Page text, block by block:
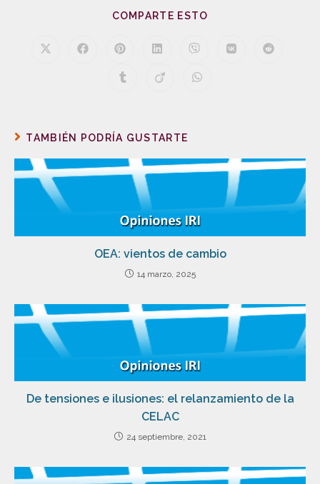
COMPARTE ESTO
TAMBIÉN PODRÍA GUSTARTE
OEA: vientos de cambio
14 marzo, 2025
De tensiones e ilusiones: el relanzamiento de la
CELAC
24 septiembre, 2021